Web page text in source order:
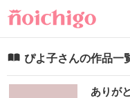
ぴよ子さんの作品一
ありが